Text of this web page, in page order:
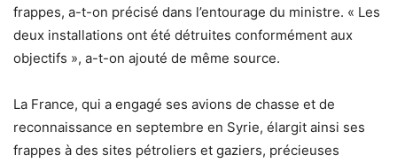
frappes, a-t-on précisé dans l’entourage du ministre. « Les
deux installations ont été détruites conformément aux
objectifs », a-t-on ajouté de même source.
La France, qui a engagé ses avions de chasse et de
reconnaissance en septembre en Syrie, élargit ainsi ses
frappes à des sites pétroliers et gaziers, précieuses